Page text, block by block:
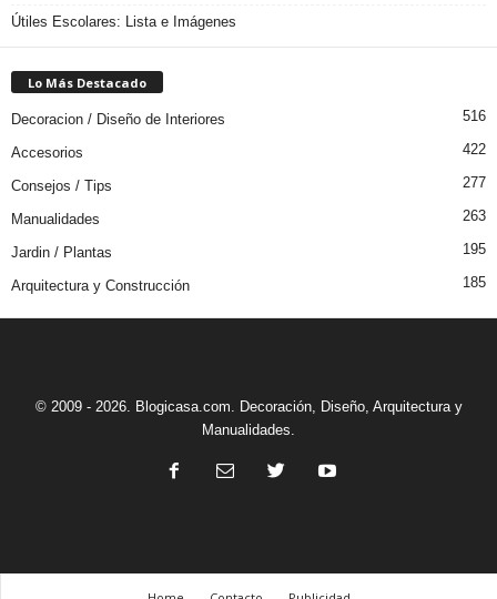
Útiles Escolares: Lista e Imágenes
Lo Más Destacado
Decoracion / Diseño de Interiores 516
Accesorios 422
Consejos / Tips 277
Manualidades 263
Jardin / Plantas 195
Arquitectura y Construcción 185
© 2009 - 2026. Blogicasa.com. Decoración, Diseño, Arquitectura y
Manualidades.